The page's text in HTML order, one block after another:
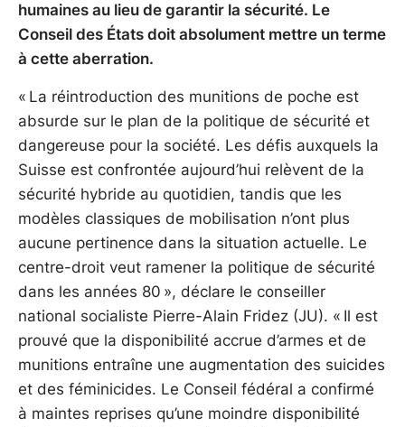
humaines au lieu de garantir la sécurité. Le
Conseil des États doit absolument mettre un terme
à cette aberration.
« La réintroduction des munitions de poche est
absurde sur le plan de la politique de sécurité et
dangereuse pour la société. Les défis auxquels la
Suisse est confrontée aujourd’hui relèvent de la
sécurité hybride au quotidien, tandis que les
modèles classiques de mobilisation n’ont plus
aucune pertinence dans la situation actuelle. Le
centre-droit veut ramener la politique de sécurité
dans les années 80 », déclare le conseiller
national socialiste Pierre-Alain Fridez (JU). « Il est
prouvé que la disponibilité accrue d’armes et de
munitions entraîne une augmentation des suicides
et des féminicides. Le Conseil fédéral a confirmé
à maintes reprises qu’une moindre disponibilité